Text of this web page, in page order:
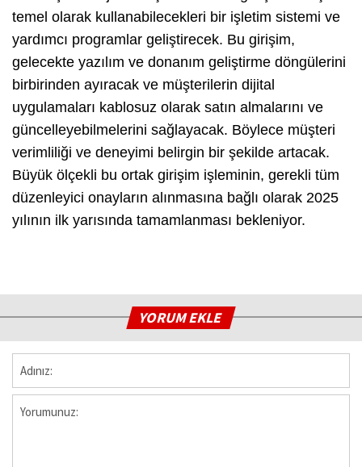
temel olarak kullanabilecekleri bir işletim sistemi ve
yardımcı programlar geliştirecek. Bu girişim,
gelecekte yazılım ve donanım geliştirme döngülerini
birbirinden ayıracak ve müşterilerin dijital
uygulamaları kablosuz olarak satın almalarını ve
güncelleyebilmelerini sağlayacak. Böylece müşteri
verimliliği ve deneyimi belirgin bir şekilde artacak.
Büyük ölçekli bu ortak girişim işleminin, gerekli tüm
düzenleyici onayların alınmasına bağlı olarak 2025
yılının ilk yarısında tamamlanması bekleniyor.
YORUM EKLE